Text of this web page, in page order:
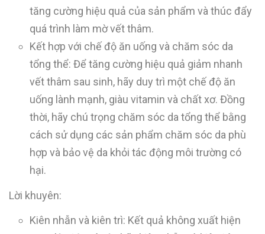
tăng cường hiệu quả của sản phẩm và thúc đẩy
quá trình làm mờ vết thâm.
Kết hợp với chế độ ăn uống và chăm sóc da
tổng thể: Để tăng cường hiệu quả giảm nhanh
vết thâm sau sinh, hãy duy trì một chế độ ăn
uống lành mạnh, giàu vitamin và chất xơ. Đồng
thời, hãy chú trọng chăm sóc da tổng thể bằng
cách sử dụng các sản phẩm chăm sóc da phù
hợp và bảo vệ da khỏi tác động môi trường có
hại.
Lời khuyên:
Kiên nhẫn và kiên trì: Kết quả không xuất hiện